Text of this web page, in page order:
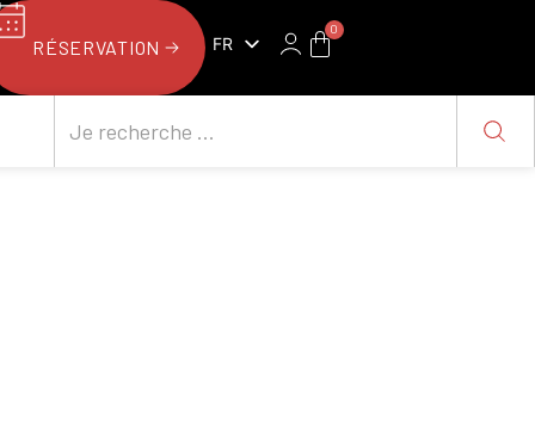
RÉSERVATION FR
NL
0